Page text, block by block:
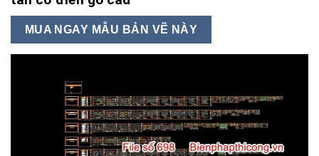
MUA NGAY MẪU BẢN VẼ NÀY